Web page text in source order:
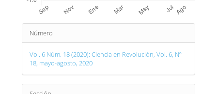
Detalles
del
artículo
Número
Vol. 6 Núm. 18 (2020): Ciencia en Revolución, Vol. 6, Nº
18, mayo-agosto, 2020